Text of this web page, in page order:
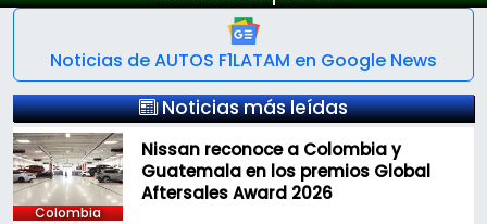
Noticias de AUTOS F1LATAM en Google News
Noticias más leídas
Colombia
Nissan reconoce a Colombia y
Guatemala en los premios Global
Aftersales Award 2026